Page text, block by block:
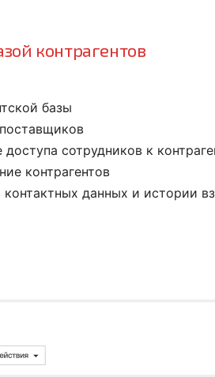
контрагентов
базы
доступа сотрудников к
контрагентов
контактных данных и истории